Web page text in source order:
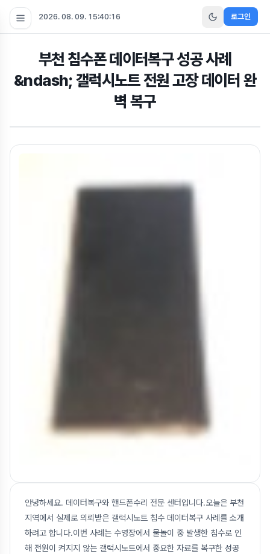
2026. 08. 09. 15:40:17 로그인
부천 침수폰 데이터복구 성공 사례
&ndash; 갤럭시노트 전원 고장 데이터 완
벽 복구
안녕하세요. 데이터복구와 핸드폰수리 전문 센터입니다.오늘은 부천
지역에서 실제로 의뢰받은 갤럭시노트 침수 데이터복구 사례를 소개
하려고 합니다.이번 사례는 수영장에서 물놀이 중 발생한 침수로 인
해 전원이 켜지지 않는 갤럭시노트에서 중요한 자료를 복구한 성공